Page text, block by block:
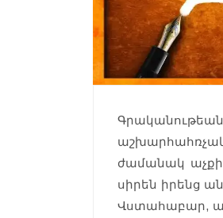
ժամանակ աչքի
սիրեն իրենց
Վստահաբար,